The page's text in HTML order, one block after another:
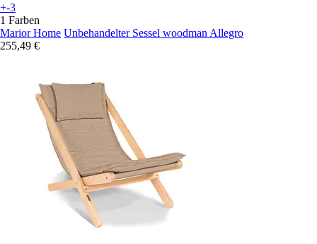
+-3
1 Farben
Marior Home Unbehandelter Sessel woodman Allegro
255,49 €